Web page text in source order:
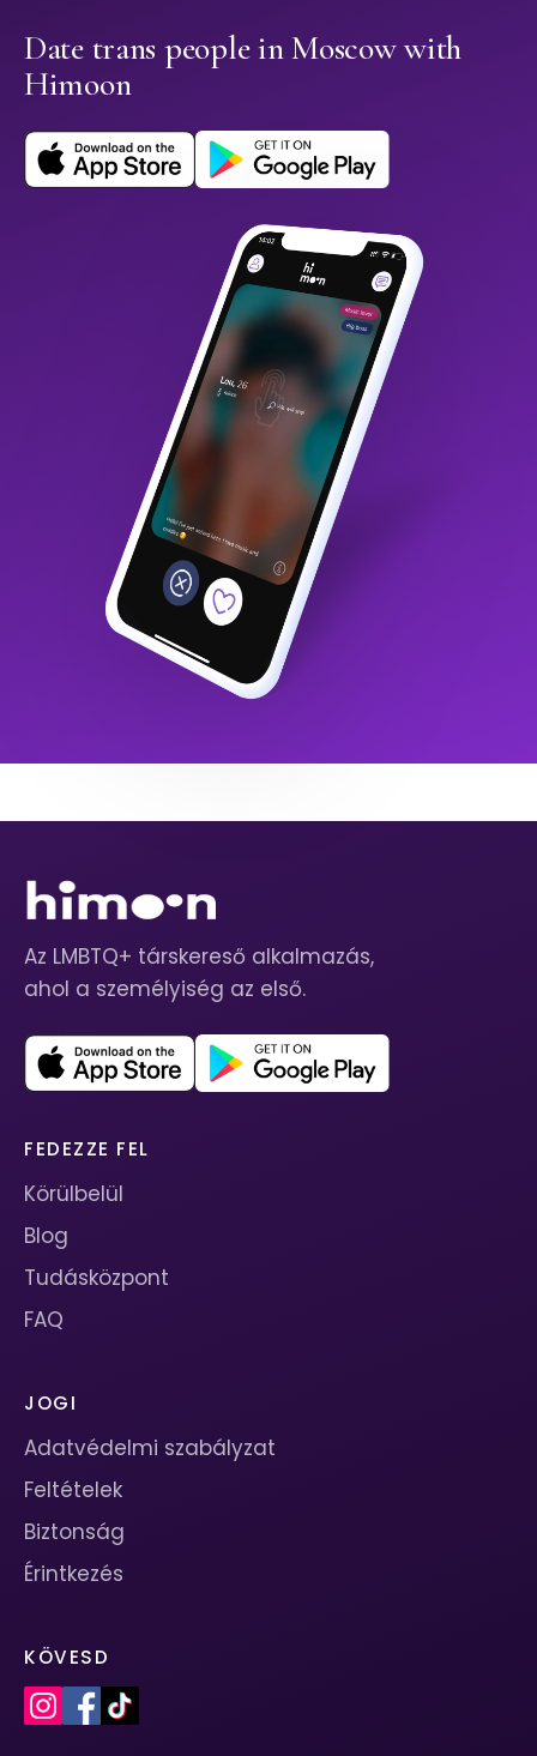
Date trans people in Moscow with
Himoon
Az LMBTQ+ társkereső alkalmazás,
ahol a személyiség az első.
FEDEZZE FEL
Körülbelül
Blog
Tudásközpont
FAQ
JOGI
Adatvédelmi szabályzat
Feltételek
Biztonság
Érintkezés
KÖVESD